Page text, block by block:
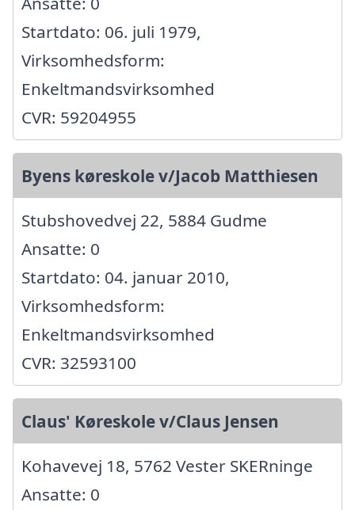
Startdato: 06. juli 1979,
Virksomhedsform:
Enkeltmandsvirksomhed
CVR: 59204955
Byens køreskole v/Jacob Matthiesen
Stubshovedvej 22, 5884 Gudme
Ansatte: 0
Startdato: 04. januar 2010,
Virksomhedsform:
Enkeltmandsvirksomhed
CVR: 32593100
Claus' Køreskole v/Claus Jensen
Kohavevej 18, 5762 Vester SKERninge
Ansatte: 0